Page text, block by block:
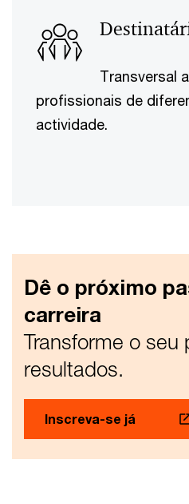
Transversal
profissionais de
actividade.
Dê o próximo
carreira
Transforme o seu
resultados.
Inscreva-se já